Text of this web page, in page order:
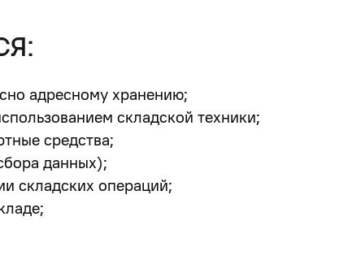
адресному хранению;
складской техники;
средства;
данных);
складских операций;